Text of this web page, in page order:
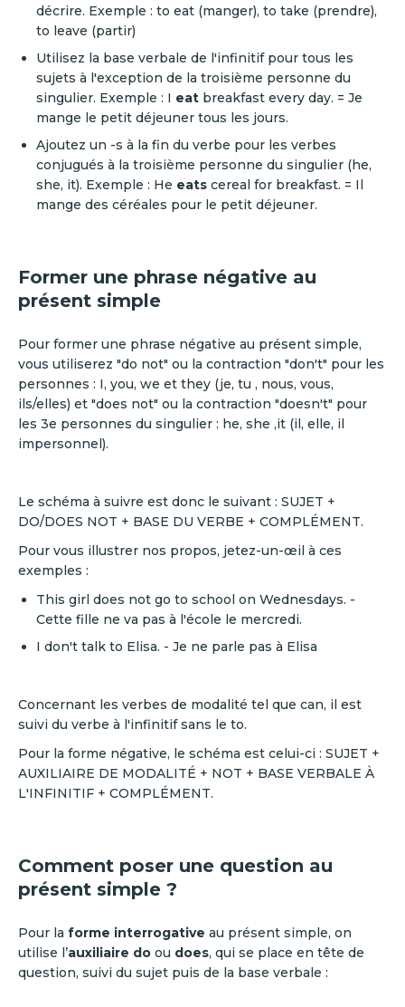
décrire. Exemple : to eat (manger), to take (prendre),
to leave (partir)
Utilisez la base verbale de l'infinitif pour tous les
sujets à l'exception de la troisième personne du
singulier. Exemple : I eat breakfast every day. = Je
mange le petit déjeuner tous les jours.
Ajoutez un -s à la fin du verbe pour les verbes
conjugués à la troisième personne du singulier (he,
she, it). Exemple : He eats cereal for breakfast. = Il
mange des céréales pour le petit déjeuner.
Former une phrase négative au
présent simple
Pour former une phrase négative au présent simple,
vous utiliserez "do not" ou la contraction "don't" pour les
personnes : I, you, we et they (je, tu , nous, vous,
ils/elles) et "does not" ou la contraction "doesn't" pour
les 3e personnes du singulier : he, she ,it (il, elle, il
impersonnel).
Le schéma à suivre est donc le suivant : SUJET +
DO/DOES NOT + BASE DU VERBE + COMPLÉMENT.
Pour vous illustrer nos propos, jetez-un-œil à ces
exemples :
This girl does not go to school on Wednesdays. -
Cette fille ne va pas à l'école le mercredi.
I don't talk to Elisa. - Je ne parle pas à Elisa
Concernant les verbes de modalité tel que can, il est
suivi du verbe à l'infinitif sans le to.
Pour la forme négative, le schéma est celui-ci : SUJET +
AUXILIAIRE DE MODALITÉ + NOT + BASE VERBALE À
L'INFINITIF + COMPLÉMENT.
Comment poser une question au
présent simple ?
Pour la forme interrogative au présent simple, on
utilise l’auxiliaire do ou does, qui se place en tête de
question, suivi du sujet puis de la base verbale :